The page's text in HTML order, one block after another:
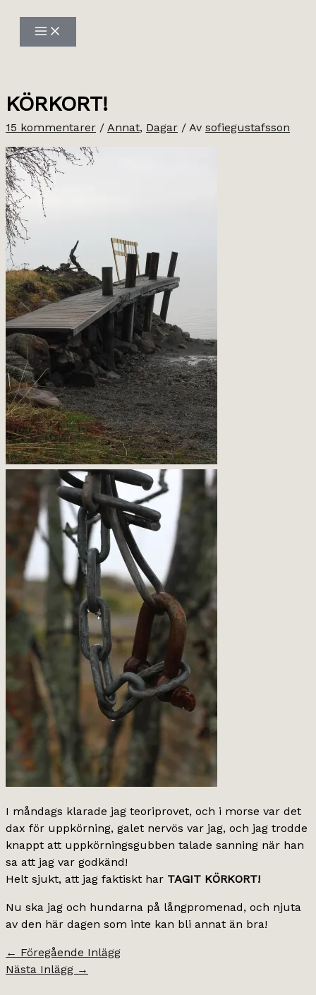
innehåll
KÖRKORT!
15 kommentarer / Annat, Dagar / Av sofiegustafsson
I måndags klarade jag teoriprovet, och i morse var det
dax för uppkörning, galet nervös var jag, och jag trodde
knappt att uppkörningsgubben talade sanning när han
sa att jag var godkänd!
Helt sjukt, att jag faktiskt har TAGIT KÖRKORT!
Nu ska jag och hundarna på långpromenad, och njuta
av den här dagen som inte kan bli annat än bra!
← Föregående Inlägg
Nästa Inlägg →